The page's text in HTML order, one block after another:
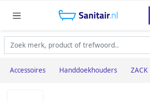
Accessoires Handdoekhouders ZACK